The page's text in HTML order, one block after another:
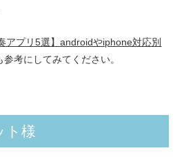
アプリ5選】androidやiphone対応別
参考にしてみてください。
ト様